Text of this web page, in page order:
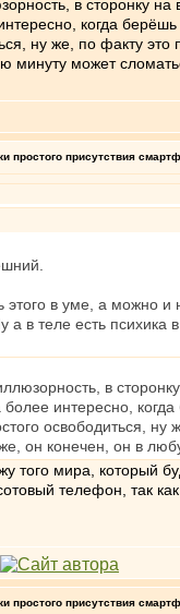
в сторонку
когда
ну же, по факту
минуту может
простого присутствия
в уме, а можно и
в теле есть психика
в
более интересно,
освободиться,
он конечен, он в
того мира, который
телефон, так
простого присутствия